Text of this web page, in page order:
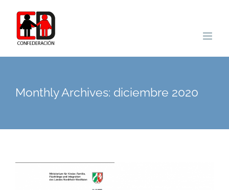
Monthly Archives: diciembre 2020